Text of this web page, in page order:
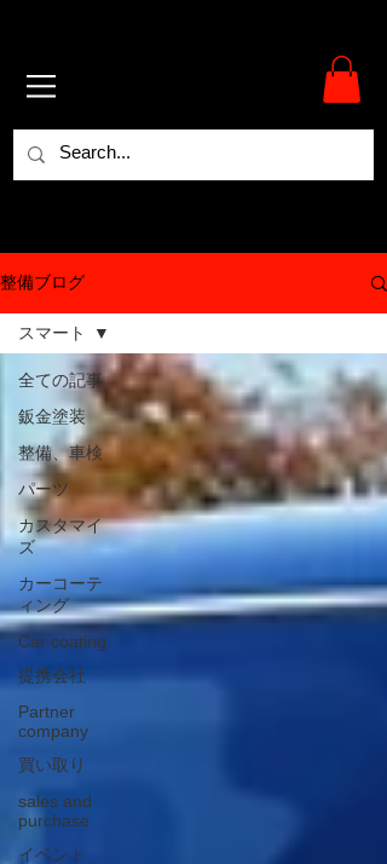
整備ブログ
全ての記事
鈑金塗装
整備、車検
パーツ
カスタマイ
ズ
カーコーテ
ィング
Car coating
提携会社
Partner
company
買い取り
sales and
purchase
イベント
スマート